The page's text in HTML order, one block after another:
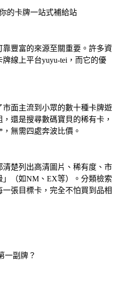
的卡牌一站式補給站
豐富的來源至關重要。許多資
線上平台yuyu-tei，而它的優
面主流到小眾的數十種卡牌遊
還是搜尋數碼寶貝的稀有卡，
無需四處奔波比價。
楚列出高清圖片、稀有度、市
（如NM、EX等）。分類檢索
張目標卡，完全不怕買到品相
一副牌？